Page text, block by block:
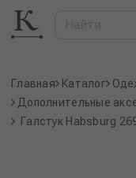
Главная Каталог
Дополнительные
Галстук Habsburg